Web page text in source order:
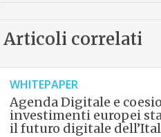
Articoli correlati
WHITEPAPER
Agenda Digitale e
investimenti europei
il futuro digitale